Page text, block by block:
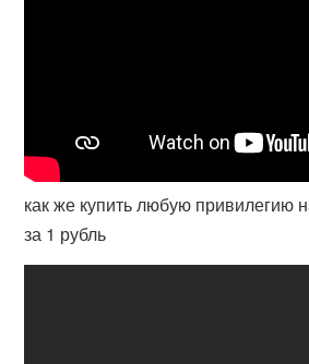
как же купить любую привилегию
за 1 рубль